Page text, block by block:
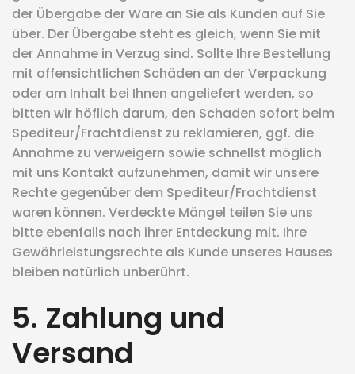
der Übergabe der Ware an Sie als Kunden auf Sie
über. Der Übergabe steht es gleich, wenn Sie mit
der Annahme in Verzug sind. Sollte Ihre Bestellung
mit offensichtlichen Schäden an der Verpackung
oder am Inhalt bei Ihnen angeliefert werden, so
bitten wir höflich darum, den Schaden sofort beim
Spediteur/Frachtdienst zu reklamieren, ggf. die
Annahme zu verweigern sowie schnellst möglich
mit uns Kontakt aufzunehmen, damit wir unsere
Rechte gegenüber dem Spediteur/Frachtdienst
waren können. Verdeckte Mängel teilen Sie uns
bitte ebenfalls nach ihrer Entdeckung mit. Ihre
Gewährleistungsrechte als Kunde unseres Hauses
bleiben natürlich unberührt.
5. Zahlung und
Versand